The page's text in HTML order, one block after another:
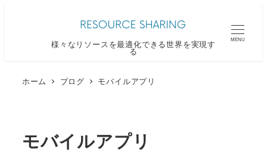
様々なリソースを最適化できる世界を実現す
る
MENU
ホーム ブログ モバイルアプリ
モバイルアプリ